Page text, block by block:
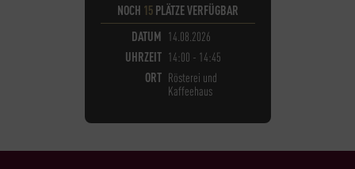
NOCH 15PLÄTZE VERFÜGBAR
DATUM 14.08.2026
UHRZEIT 14:00 - 14:45
ORT Rösterei und
Kaffeehaus